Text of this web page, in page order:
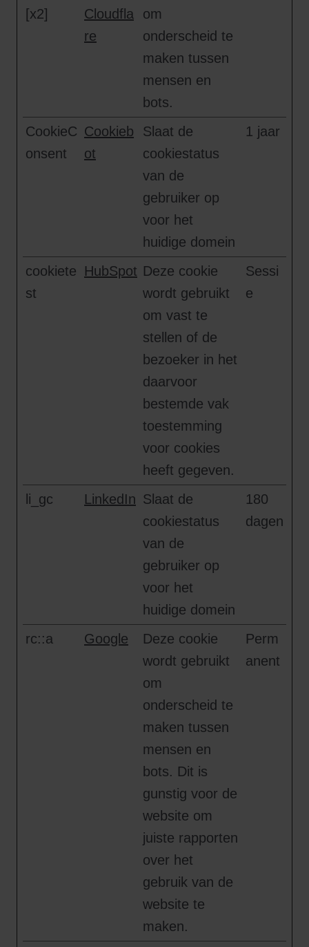
[x2]
Cloudfla
re
om
onderscheid te
maken tussen
mensen en
bots.
CookieC
onsent
Cookieb
ot
Slaat de
cookiestatus
van de
gebruiker op
voor het
huidige domein
1 jaar
cookiete
st
HubSpot Deze cookie
wordt gebruikt
om vast te
stellen of de
bezoeker in het
daarvoor
bestemde vak
toestemming
voor cookies
heeft gegeven.
Sessi
e
li_gc LinkedIn Slaat de
cookiestatus
van de
gebruiker op
voor het
huidige domein
180
dagen
rc::a Google
Deze cookie
wordt gebruikt
om
onderscheid te
maken tussen
mensen en
bots. Dit is
gunstig voor de
website om
juiste rapporten
over het
gebruik van de
website te
maken.
Perm
anent